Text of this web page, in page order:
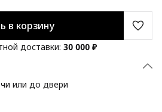
в корзину
доставки: 30 000 ₽
или до двери